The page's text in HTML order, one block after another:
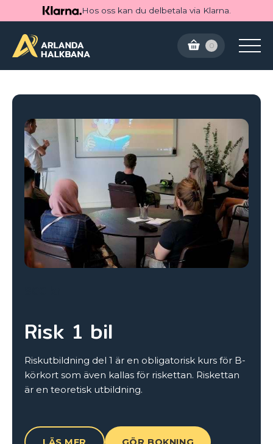
Hos oss kan du delbetala via Klarna.
0
Risk 1 bil
Riskutbildning del 1 är en obligatorisk kurs för B-
körkort som även kallas för riskettan. Riskettan
är en teoretisk utbildning.